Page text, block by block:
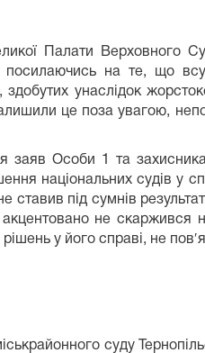
Палати Верховного
на те, що
здобутих унаслідок
це поза увагою,
заяв Особи 1 та
національних судів у
ставив під сумнів
не скаржився
у його справі, не
суду